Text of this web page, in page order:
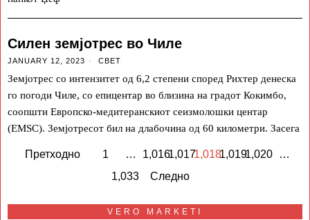
Силен земјотрес во Чиле
JANUARY 12, 2023 СВЕТ
Земјотрес со интензитет од 6,2 степени според Рихтер денеска
го погоди Чиле, со епицентар во близина на градот Кокимбо,
соопшти Европско-медитеранскиот сеизмолошки центар
(EMSC). Земјотресот бил на длабочина од 60 километри. Засега
Претходно 1 … 1,0161,0171,0181,0191,020
…
1,033
Следно
VERO MARKETI